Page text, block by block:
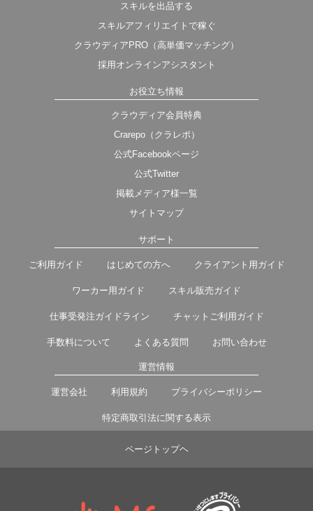
スキルを出品する
スキルアフィリエイトで稼ぐ
クラウディアPRO（高単価マッチング）
採用オンラインアシスタント
お役立ち情報
クラウディア会員特典
Crarepo（クラレポ）
公式Facebookページ
公式Twitter
掲載メディア様一覧
サイトマップ
サポート
ご利用ガイド はじめての方へ クライアント用ガイド
ワーカー用ガイド スキル販売ガイド
仕事受発注ガイドライン チャットご利用ガイド
手数料について よくある質問 お問い合わせ
運営情報
運営会社 利用規約 プライバシーポリシー
特定商取引法に関する表示
ページトップヘ